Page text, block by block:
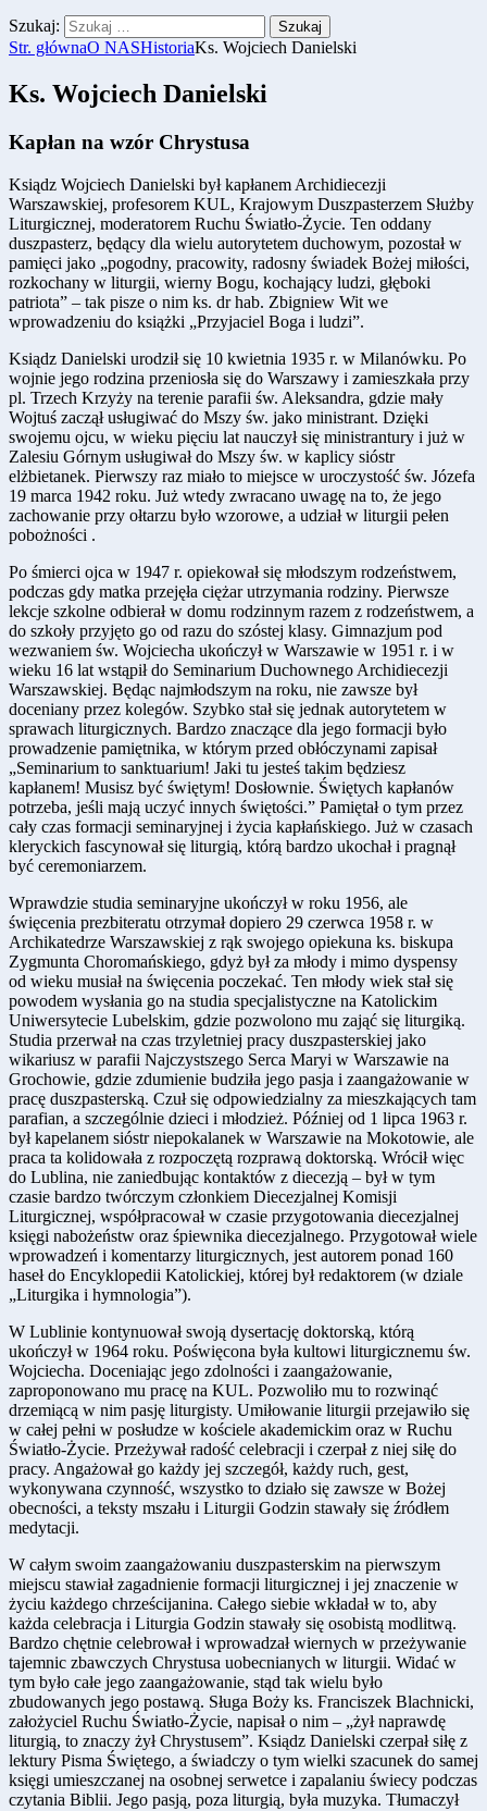
Szukaj:
Str. głównaO NASHistoriaKs. Wojciech Danielski
Ks. Wojciech Danielski
Kapłan na wzór Chrystusa
Ksiądz Wojciech Danielski był kapłanem Archidiecezji
Warszawskiej, profesorem KUL, Krajowym Duszpasterzem Służby
Liturgicznej, moderatorem Ruchu Światło-Życie. Ten oddany
duszpasterz, będący dla wielu autorytetem duchowym, pozostał w
pamięci jako „pogodny, pracowity, radosny świadek Bożej miłości,
rozkochany w liturgii, wierny Bogu, kochający ludzi, głęboki
patriota” – tak pisze o nim ks. dr hab. Zbigniew Wit we
wprowadzeniu do książki „Przyjaciel Boga i ludzi”.
Ksiądz Danielski urodził się 10 kwietnia 1935 r. w Milanówku. Po
wojnie jego rodzina przeniosła się do Warszawy i zamieszkała przy
pl. Trzech Krzyży na terenie parafii św. Aleksandra, gdzie mały
Wojtuś zaczął usługiwać do Mszy św. jako ministrant. Dzięki
swojemu ojcu, w wieku pięciu lat nauczył się ministrantury i już w
Zalesiu Górnym usługiwał do Mszy św. w kaplicy sióstr
elżbietanek. Pierwszy raz miało to miejsce w uroczystość św. Józefa
19 marca 1942 roku. Już wtedy zwracano uwagę na to, że jego
zachowanie przy ołtarzu było wzorowe, a udział w liturgii pełen
pobożności .
Po śmierci ojca w 1947 r. opiekował się młodszym rodzeństwem,
podczas gdy matka przejęła ciężar utrzymania rodziny. Pierwsze
lekcje szkolne odbierał w domu rodzinnym razem z rodzeństwem, a
do szkoły przyjęto go od razu do szóstej klasy. Gimnazjum pod
wezwaniem św. Wojciecha ukończył w Warszawie w 1951 r. i w
wieku 16 lat wstąpił do Seminarium Duchownego Archidiecezji
Warszawskiej. Będąc najmłodszym na roku, nie zawsze był
doceniany przez kolegów. Szybko stał się jednak autorytetem w
sprawach liturgicznych. Bardzo znaczące dla jego formacji było
prowadzenie pamiętnika, w którym przed obłóczynami zapisał
„Seminarium to sanktuarium! Jaki tu jesteś takim będziesz
kapłanem! Musisz być świętym! Dosłownie. Świętych kapłanów
potrzeba, jeśli mają uczyć innych świętości.” Pamiętał o tym przez
cały czas formacji seminaryjnej i życia kapłańskiego. Już w czasach
kleryckich fascynował się liturgią, którą bardzo ukochał i pragnął
być ceremoniarzem.
Wprawdzie studia seminaryjne ukończył w roku 1956, ale
święcenia prezbiteratu otrzymał dopiero 29 czerwca 1958 r. w
Archikatedrze Warszawskiej z rąk swojego opiekuna ks. biskupa
Zygmunta Choromańskiego, gdyż był za młody i mimo dyspensy
od wieku musiał na święcenia poczekać. Ten młody wiek stał się
powodem wysłania go na studia specjalistyczne na Katolickim
Uniwersytecie Lubelskim, gdzie pozwolono mu zająć się liturgiką.
Studia przerwał na czas trzyletniej pracy duszpasterskiej jako
wikariusz w parafii Najczystszego Serca Maryi w Warszawie na
Grochowie, gdzie zdumienie budziła jego pasja i zaangażowanie w
pracę duszpasterską. Czuł się odpowiedzialny za mieszkających tam
parafian, a szczególnie dzieci i młodzież. Później od 1 lipca 1963 r.
był kapelanem sióstr niepokalanek w Warszawie na Mokotowie, ale
praca ta kolidowała z rozpoczętą rozprawą doktorską. Wrócił więc
do Lublina, nie zaniedbując kontaktów z diecezją – był w tym
czasie bardzo twórczym członkiem Diecezjalnej Komisji
Liturgicznej, współpracował w czasie przygotowania diecezjalnej
księgi nabożeństw oraz śpiewnika diecezjalnego. Przygotował wiele
wprowadzeń i komentarzy liturgicznych, jest autorem ponad 160
haseł do Encyklopedii Katolickiej, której był redaktorem (w dziale
„Liturgika i hymnologia”).
W Lublinie kontynuował swoją dysertację doktorską, którą
ukończył w 1964 roku. Poświęcona była kultowi liturgicznemu św.
Wojciecha. Doceniając jego zdolności i zaangażowanie,
zaproponowano mu pracę na KUL. Pozwoliło mu to rozwinąć
drzemiącą w nim pasję liturgisty. Umiłowanie liturgii przejawiło się
w całej pełni w posłudze w kościele akademickim oraz w Ruchu
Światło-Życie. Przeżywał radość celebracji i czerpał z niej siłę do
pracy. Angażował go każdy jej szczegół, każdy ruch, gest,
wykonywana czynność, wszystko to działo się zawsze w Bożej
obecności, a teksty mszału i Liturgii Godzin stawały się źródłem
medytacji.
W całym swoim zaangażowaniu duszpasterskim na pierwszym
miejscu stawiał zagadnienie formacji liturgicznej i jej znaczenie w
życiu każdego chrześcijanina. Całego siebie wkładał w to, aby
każda celebracja i Liturgia Godzin stawały się osobistą modlitwą.
Bardzo chętnie celebrował i wprowadzał wiernych w przeżywanie
tajemnic zbawczych Chrystusa uobecnianych w liturgii. Widać w
tym było całe jego zaangażowanie, stąd tak wielu było
zbudowanych jego postawą. Sługa Boży ks. Franciszek Blachnicki,
założyciel Ruchu Światło-Życie, napisał o nim – „żył naprawdę
liturgią, to znaczy żył Chrystusem”. Ksiądz Danielski czerpał siłę z
lektury Pisma Świętego, a świadczy o tym wielki szacunek do samej
księgi umieszczanej na osobnej serwetce i zapalaniu świecy podczas
czytania Biblii. Jego pasją, poza liturgią, była muzyka. Tłumaczył